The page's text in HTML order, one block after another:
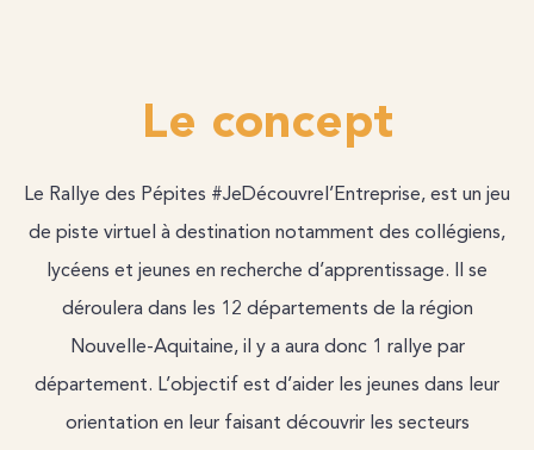
Le concept
Le Rallye des Pépites #JeDécouvrel’Entreprise, est un jeu
de piste virtuel à destination notamment des collégiens,
lycéens et jeunes en recherche d’apprentissage. Il se
déroulera dans les 12 départements de la région
Nouvelle-Aquitaine, il y a aura donc 1 rallye par
département. L’objectif est d’aider les jeunes dans leur
orientation en leur faisant découvrir les secteurs